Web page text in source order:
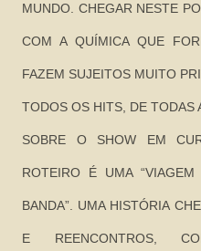
MUNDO. CHEGAR NESTE
COM A QUÍMICA QUE
FAZEM SUJEITOS MUITO
TODOS OS HITS, DE TODAS
SOBRE O SHOW EM
ROTEIRO É UMA
BANDA”. UMA HISTÓRIA
E REENCONTROS,